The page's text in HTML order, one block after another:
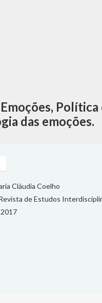
das emoções.
Cláudia Coelho
de Estudos